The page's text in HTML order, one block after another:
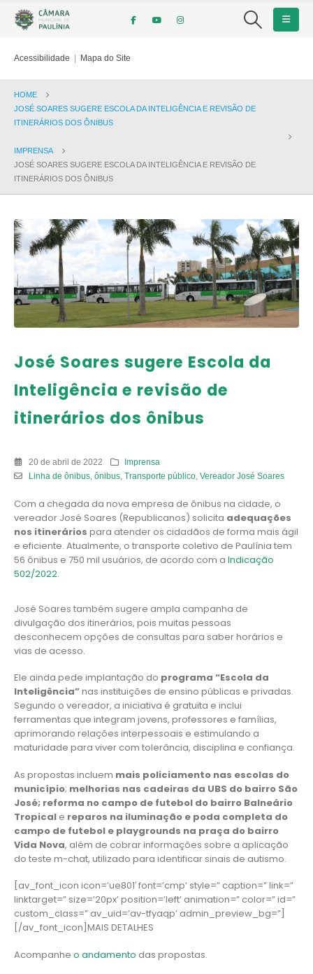
Acessibilidade | Mapa do Site
HOME
JOSÉ SOARES SUGERE ESCOLA DA INTELIGÊNCIA E REVISÃO DE
ITINERÁRIOS DOS ÔNIBUS
IMPRENSA
JOSÉ SOARES SUGERE ESCOLA DA INTELIGÊNCIA E REVISÃO DE
ITINERÁRIOS DOS ÔNIBUS
José Soares sugere Escola da
Inteligência e revisão de
itinerários dos ônibus
20 de abril de 2022
Imprensa
Linha de ônibus, ônibus, Transporte público, Vereador José Soares
Com a chegada da nova empresa de ônibus na cidade, o
vereador José Soares (Republicanos) solicita adequações
nos itinerários para atender os cidadãos de forma mais ágil
e eficiente. Atualmente, o transporte coletivo de Paulínia tem
56 ônibus e 750 mil usuários, de acordo com a Indicação
502/2022.
José Soares também sugere ampla campanha de
divulgação dos itinerários, pois muitas pessoas
desconhecem opções de consultas para saber horários e
vias de acesso.
Ele ainda pede implantação do programa “Escola da
Inteligência”nas instituições de ensino públicas e privadas.
Segundo o vereador, a iniciativa é gratuita e inclui
ferramentas que integram jovens, professores e famílias,
aprimorando relações interpessoais e estimulando a
maturidade para viver com tolerância, disciplina e confiança.
As propostas incluem mais policiamento nas escolas do
município; melhorias nas cadeiras da UBS do bairro São
José; reforma no campo de futebol do bairro Balneário
Tropical e reparos na iluminação e poda completa do
campo de futebol e playgrounds na praça do bairro
Vida Nova, além de cobrar informações sobre a aplicação
do teste m-chat, utilizado para identificar sinais de autismo.
[av_font_icon icon=’ue801′ font=’cmp’ style=” caption=” link=”
linktarget=” size=’20px’ position=’left’ animation=” color=” id=”
custom_class=” av_uid=’av-tfyaqp’ admin_preview_bg=”]
[/av_font_icon]MAIS DETALHES
Acompanhe o andamento das propostas.